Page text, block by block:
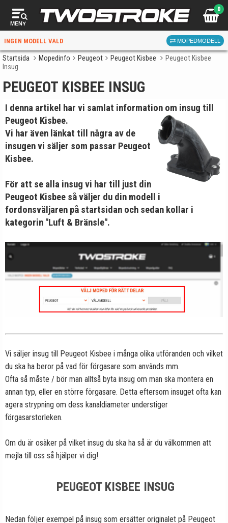
MENY
0
INGEN MODELL VALD MOPEDMODELL
VÄLJ MOPEDFÖR RÄTT DELAR
När du valt kommer butiken visa delar för vald moped
och universella produkter.
Startsida Mopedinfo Peugeot Peugeot Kisbee
Peugeot Kisbee
Insug
PEUGEOT KISBEE INSUG
I denna artikel har vi samlat information om insug till
Peugeot Kisbee.
Vi har även länkat till några av de
insugen vi säljer som passar Peugeot
Kisbee.
För att se alla insug vi har till just din
Peugeot Kisbee så väljer du din modell i
fordonsväljaren på startsidan och sedan kollar i
kategorin "Luft & Bränsle".
Vi säljer insug till Peugeot Kisbee i många olika utföranden och vilket
du ska ha beror på vad för förgasare som används mm.
Ofta så måste / bör man alltså byta insug om man ska montera en
annan typ, eller en större förgasare. Detta eftersom insuget ofta kan
agera strypning om dess kanaldiameter understiger
förgasarstorleken.
Om du är osäker på vilket insug du ska ha så är du välkommen att
mejla till oss så hjälper vi dig!
PEUGEOT KISBEE INSUG
Nedan följer exempel på insug som ersätter originalet på Peugeot